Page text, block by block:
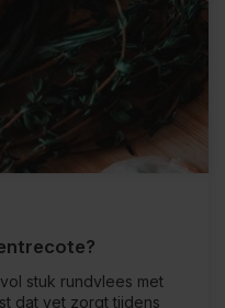
stuk rundvlees met
dat vet zorgt tijdens